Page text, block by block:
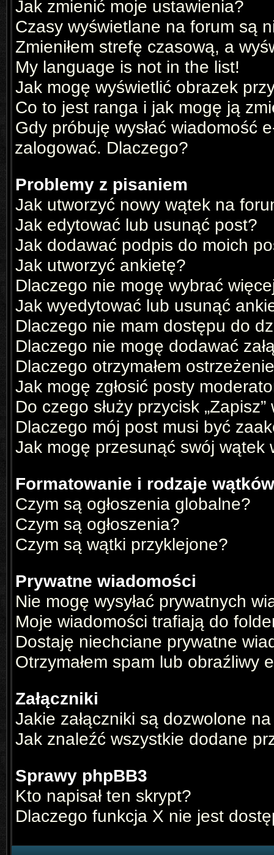
Jak zmienić moje ustawienia?
Czasy wyświetlane na forum są
Zmieniłem strefę czasową, a
My language is not in the list!
Jak mogę wyświetlić obrazek
Co to jest ranga i jak mogę ją
Gdy próbuję wysłać wiadomość
zalogować. Dlaczego?
Problemy z pisaniem
Jak utworzyć nowy wątek na
Jak edytować lub usunąć post?
Jak dodawać podpis do moich
Jak utworzyć ankietę?
Dlaczego nie mogę wybrać
Jak wyedytować lub usunąć
Dlaczego nie mam dostępu do
Dlaczego nie mogę dodawać
Dlaczego otrzymałem
Jak mogę zgłosić posty
Do czego służy przycisk
Dlaczego mój post musi być
Jak mogę przesunąć swój wątek
Formatowanie i rodzaje wątków
Czym są ogłoszenia globalne?
Czym są ogłoszenia?
Czym są wątki przyklejone?
Prywatne wiadomości
Nie mogę wysyłać prywatnych
Moje wiadomości trafiają do
Dostaję niechciane prywatne
Otrzymałem spam lub obraźliwy
Załączniki
Jakie załączniki są dozwolone
Jak znaleźć wszystkie dodane
Sprawy phpBB3
Kto napisał ten skrypt?
Dlaczego funkcja X nie jest